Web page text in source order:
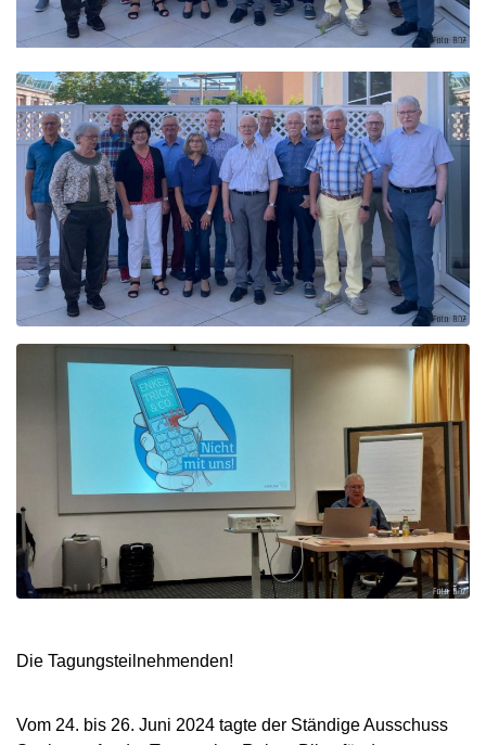
Die Tagungsteilnehmenden!
Vom 24. bis 26. Juni 2024 tagte der Ständige Ausschuss